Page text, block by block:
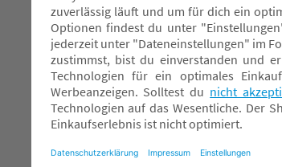
Laufrad ab 1 Jahr
Beliebte
Fahrradhelm
Fahrradhelm für 2 Jährige